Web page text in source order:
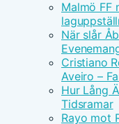
Malmö FF
När slår
Cristiano
Aveiro –
Hur Lång
Tidsramar
Rayo mot